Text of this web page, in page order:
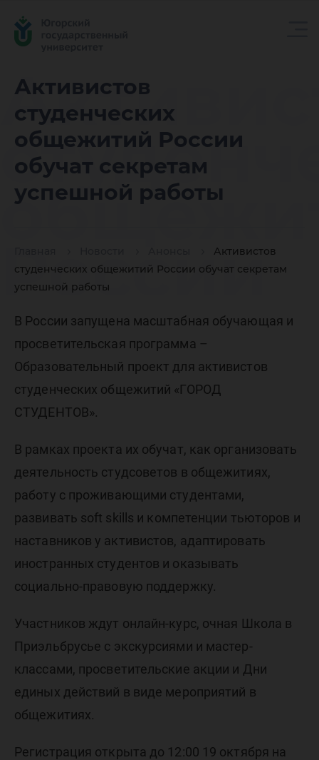
Активистов
студенческих
общежитий России
обучат секретам
успешной работы
Активистов
студенческих общежитий России обучат секретам
успешной работы
России
обучат
работы
В России запущена масштабная обучающая и
просветительская программа –
Образовательный проект для активистов
студенческих общежитий «ГОРОД
СТУДЕНТОВ».
В рамках проекта их обучат, как организовать
деятельность студсоветов в общежитиях,
работу с проживающими студентами,
развивать soft skills и компетенции тьюторов и
наставников у активистов, адаптировать
иностранных студентов и оказывать
социально-правовую поддержку.
Участников ждут онлайн-курс, очная Школа в
Приэльбрусье с экскурсиями и мастер-
классами, просветительские акции и Дни
единых действий в виде мероприятий в
общежитиях.
Регистрация открыта до 12:00 19 октября на